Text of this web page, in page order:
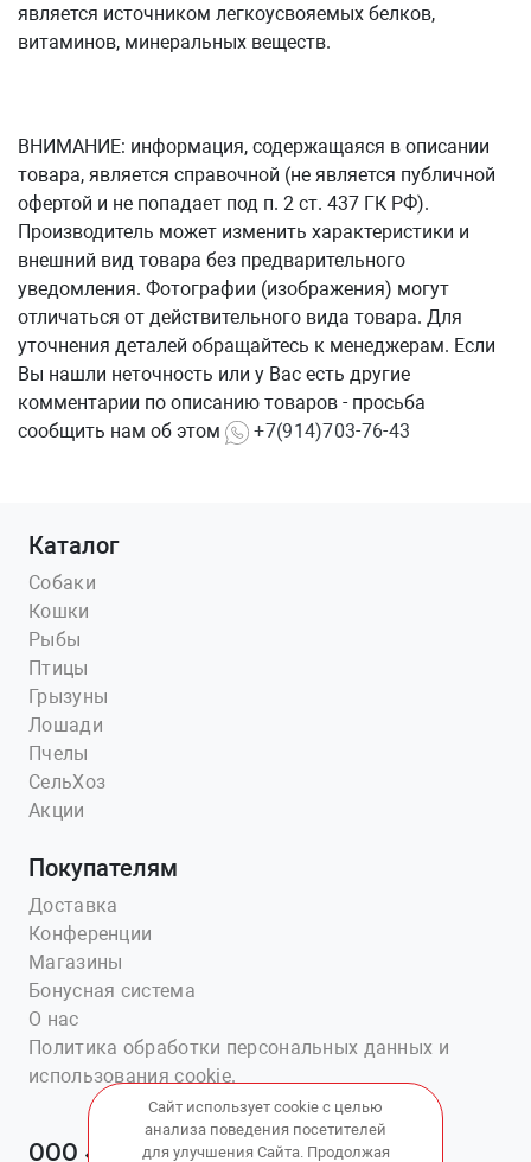
является источником легкоусвояемых белков,
витаминов, минеральных веществ.
ВНИМАНИЕ: информация, содержащаяся в описании
товара, является справочной (не является публичной
офертой и не попадает под п. 2 ст. 437 ГК РФ).
Производитель может изменить характеристики и
внешний вид товара без предварительного
уведомления. Фотографии (изображения) могут
отличаться от действительного вида товара. Для
уточнения деталей обращайтесь к менеджерам. Если
Вы нашли неточность или у Вас есть другие
комментарии по описанию товаров - просьба
сообщить нам об этом
+7(914)703-76-43
Каталог
Собаки
Кошки
Рыбы
Птицы
Грызуны
Лошади
Пчелы
СельХоз
Акции
Покупателям
Доставка
Конференции
Магазины
Бонусная система
О нас
Политика обработки персональных данных и
использования cookie.
ООО «Ветаптека №1»
Сайт использует cookie с целью
анализа поведения посетителей
для улучшения Сайта. Продолжая